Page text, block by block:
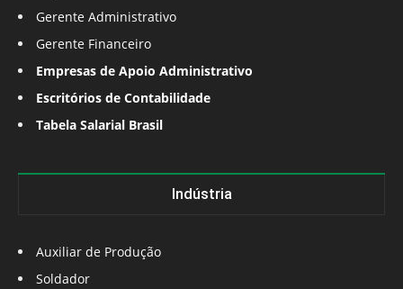
Gerente Administrativo
Gerente Financeiro
Empresas de Apoio Administrativo
Escritórios de Contabilidade
Tabela Salarial Brasil
Indústria
Auxiliar de Produção
Soldador